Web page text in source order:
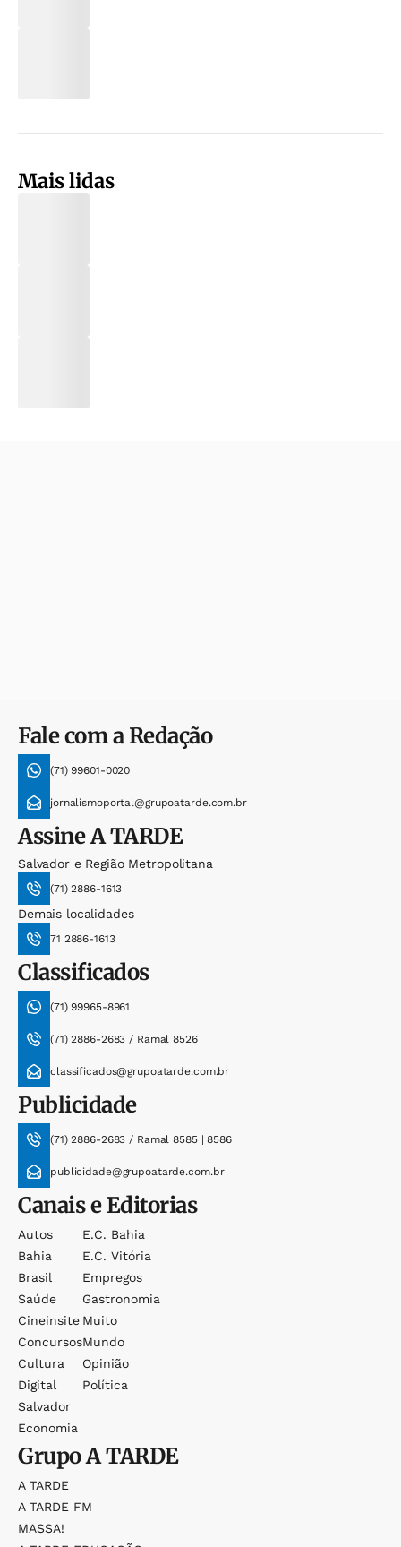
Mais lidas
Fale com a Redação
(71) 99601-0020
jornalismoportal@grupoatarde.com.br
AssineA TARDE
Salvador e Região Metropolitana
(71) 2886-1613
Demais localidades
71 2886-1613
Classificados
(71) 99965-8961
(71) 2886-2683 / Ramal 8526
classificados@grupoatarde.com.br
Publicidade
(71) 2886-2683 / Ramal 8585 | 8586
publicidade@grupoatarde.com.br
Canais e Editorias
Autos
Bahia
Brasil
Saúde
Cineinsite
Concursos
Cultura
Digital
Salvador
Economia
E.c. Bahia
E.c. Vitória
Empregos
Gastronomia
Muito
Mundo
Opinião
Política
GrupoA TARDE
A TARDE
A TARDE FM
MASSA!